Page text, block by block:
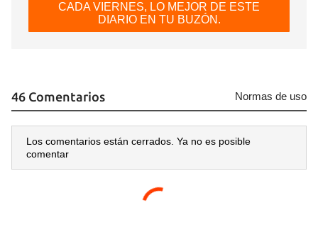
CADA VIERNES, LO MEJOR DE ESTE
DIARIO EN TU BUZÓN.
46 Comentarios Normas de uso
Los comentarios están cerrados. Ya no es posible
comentar